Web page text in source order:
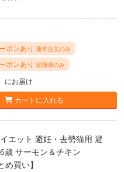
ポンあり 通常注文のみ
ポンあり 定期便のみ
にお届け
カートに入れる
エット 避妊・去勢猫用 避
歳 サーモン＆チキン
買い】